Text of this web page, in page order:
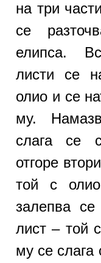
на три
се
елипса.
листи се
олио и се
му.
слага се
отгоре
той с
залепва се
лист – той
му се слага